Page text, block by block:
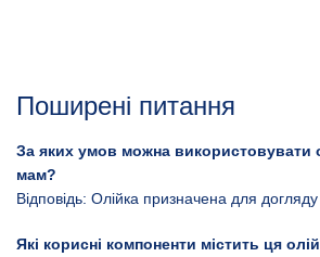
Поширені питання
За яких умов можна використовувати
мам?
Відповідь: Олійка призначена для догляду
Які корисні компоненти містить ця